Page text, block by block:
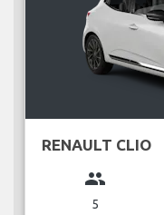
RENAULT CLIO
group
5